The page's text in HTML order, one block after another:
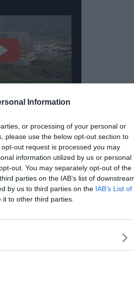
Information
or processing of your personal or
please use the below opt-out section to
out request is processed you may
information utilized by us or personal
out. You may separately opt-out of the
parties on the IAB’s list of
by us to third parties on the IAB’s List of
to other third parties.
dintorni